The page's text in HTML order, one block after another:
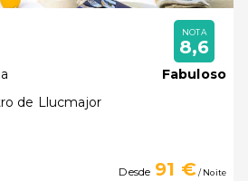
de Llucmajor
NOTA
8,6
Fabuloso
Desde 91 €/ Noite